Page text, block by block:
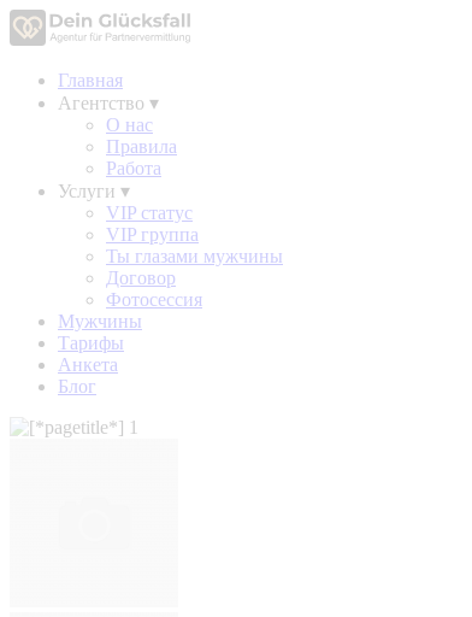
Главная
Агентство ▾
О нас
Правила
Работа
Услуги ▾
VIP статус
VIP группа
Ты глазами мужчины
Договор
Фотосессия
Мужчины
Тарифы
Анкета
Блог